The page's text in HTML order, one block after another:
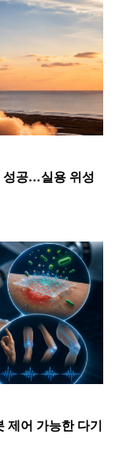
성공…실용 위성
제어 가능한 다기